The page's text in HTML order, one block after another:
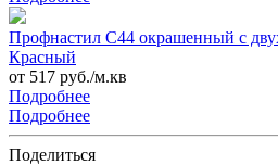
Профнастил С44 окрашенный с
Красный
от 517 руб./м.кв
Подробнее
Подробнее
Поделиться